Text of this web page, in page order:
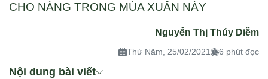
CHO NÀNG TRONG MÙA XUÂN NÀY
Nguyễn Thị Thúy Diễm
Thứ Năm, 25/02/2021 6 phút đọc
Nội dung bài viết